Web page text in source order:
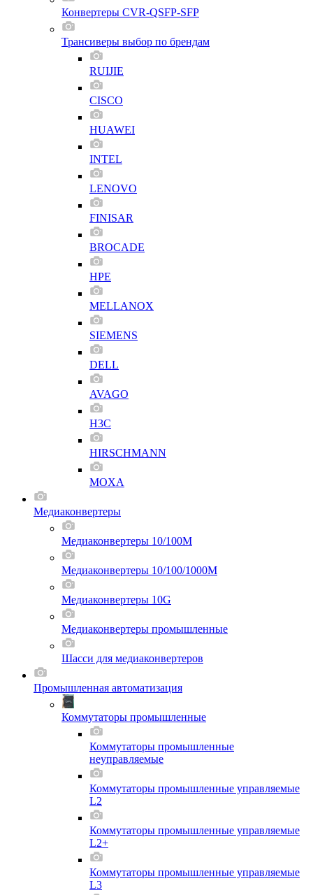
Конвертеры CVR-QSFP-SFP
Трансиверы выбор по брендам
RUIJIE
CISCO
HUAWEI
INTEL
LENOVO
FINISAR
BROCADE
HPE
MELLANOX
SIEMENS
DELL
AVAGO
H3C
HIRSCHMANN
MOXA
Медиаконвертеры
Медиаконвертеры 10/100M
Медиаконвертеры 10/100/1000M
Медиаконвертеры 10G
Медиаконвертеры промышленные
Шасси для мeдиаконвертеров
Промышленная автоматизация
Коммутаторы промышленные
Коммутаторы промышленные
неуправляемые
Коммутаторы промышленные управляемые
L2
Коммутаторы промышленные управляемые
L2+
Коммутаторы промышленные управляемые
L3